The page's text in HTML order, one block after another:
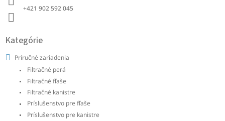
+421 902 592 045‬
Kategórie
Príručné zariadenia
Filtračné perá
Filtračné fľaše
Filtračné kanistre
Príslušenstvo pre fľaše
Príslušenstvo pre kanistre